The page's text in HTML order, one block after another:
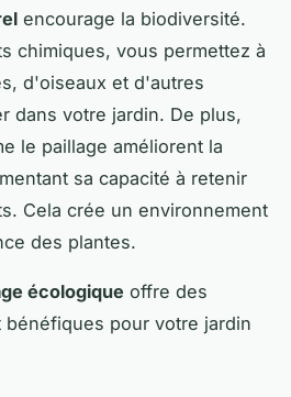
encourage la biodiversité.
chimiques, vous permettez à
d'oiseaux et d'autres
dans votre jardin. De plus,
le paillage améliorent la
sa capacité à retenir
Cela crée un environnement
des plantes.
écologique offre des
pour votre jardin